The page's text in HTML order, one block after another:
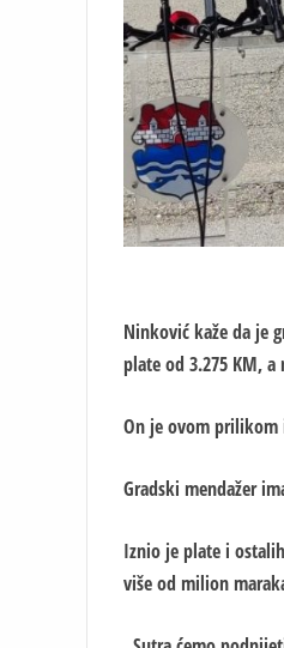
Ninković kaže da je
plate od 3.275 KM,
On je ovom prilikom
Gradski mendažer
Iznio je plate i
više od milion